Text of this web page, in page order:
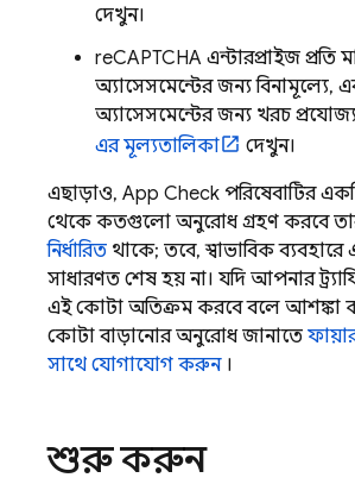
দেখুন।
reCAPTCHA এন্টারপ্রাইজ প্রতি
অ্যাসেসমেন্টের জন্য বিনামূল্যে,
অ্যাসেসমেন্টের জন্য খরচ
এর মূল্যতালিকা
দেখুন।
এছাড়াও, App Check পরিষেবাটির একটি
থেকে কতগুলো অনুরোধ গ্রহণ করবে
নির্ধারিত থাকে; তবে, স্বাভাবিক
সাধারণত শেষ হয় না। যদি আপনার
এই কোটা অতিক্রম করবে বলে আশঙ্কা
কোটা বাড়ানোর অনুরোধ জানাতে
সাথে যোগাযোগ করুন।
শুরু করুন